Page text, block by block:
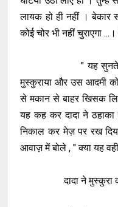
लायक हो ही नहीं । बेकार
कोई चोर भी नहीं चुराएगा
" यह सुनते ही
मुस्कुराया और उस आदमी
से मकान से बाहर खिसक
यह कह कर दादा ने
निकाल कर मेज़ पर रख
आवाज़ में बोले , " क्या यह
दादा ने मुस्कुरा कर